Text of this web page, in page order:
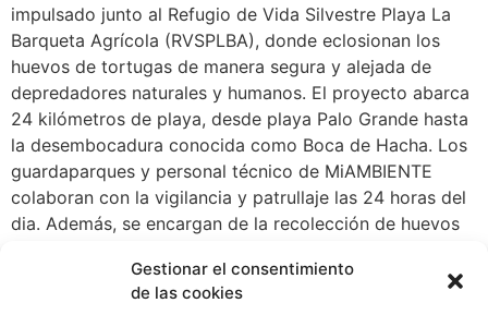
Gestionar el consentimiento
de las cookies
impulsado junto al Refugio de Vida Silvestre Playa La
Barqueta Agrícola (RVSPLBA), donde eclosionan los
huevos de tortugas de manera segura y alejada de
depredadores naturales y humanos. El proyecto abarca
24 kilómetros de playa, desde playa Palo Grande hasta
la desembocadura conocida como Boca de Hacha. Los
guardaparques y personal técnico de MiAMBIENTE
colaboran con la vigilancia y patrullaje las 24 horas del
dia. Además, se encargan de la recolección de huevos
posteriormente los siembran en el vivero del Refugio de
Vida Silvestre playa La Barqueta Agrícola (RVSPLBA),